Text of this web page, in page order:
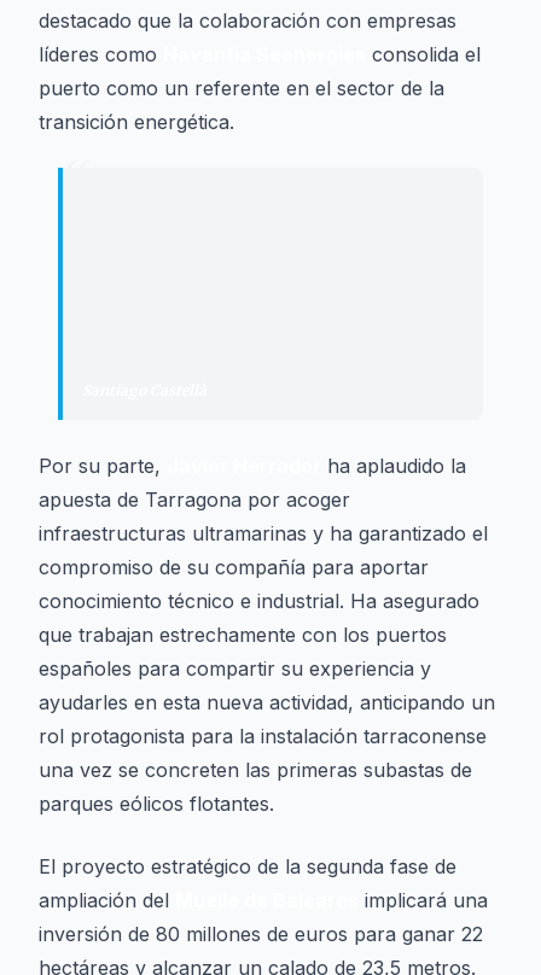
destacado que la colaboración con empresas
líderes como
consolida el
puerto como un referente en el sector de la
transición energética.
“
Por su parte,
ha aplaudido la
apuesta de Tarragona por acoger
infraestructuras ultramarinas y ha garantizado el
compromiso de su compañía para aportar
conocimiento técnico e industrial. Ha asegurado
que trabajan estrechamente con los puertos
españoles para compartir su experiencia y
ayudarles en esta nueva actividad, anticipando un
rol protagonista para la instalación tarraconense
una vez se concreten las primeras subastas de
parques eólicos flotantes.
El proyecto estratégico de la segunda fase de
ampliación del
implicará una
inversión de 80 millones de euros para ganar 22
hectáreas y alcanzar un calado de 23,5 metros.